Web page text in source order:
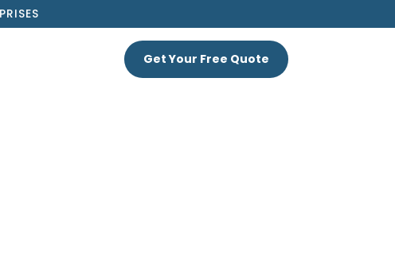
Get Your Free Quote